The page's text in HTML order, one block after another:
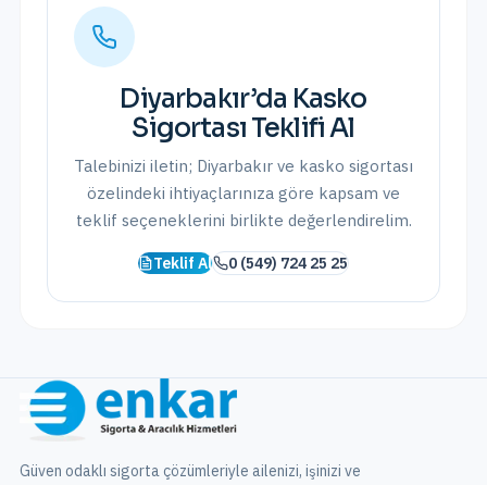
Diyarbakır’da Kasko
Sigortası Teklifi Al
Talebinizi iletin; Diyarbakır ve kasko sigortası
özelindeki ihtiyaçlarınıza göre kapsam ve
teklif seçeneklerini birlikte değerlendirelim.
Teklif Al 0 (549) 724 25 25
Güven odaklı sigorta çözümleriyle ailenizi, işinizi ve